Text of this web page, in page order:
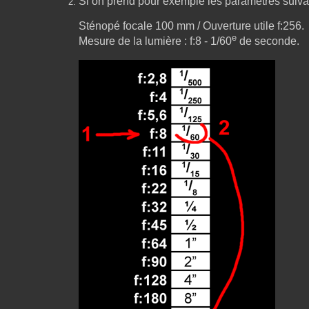
Sténopé focale 100 mm / Ouverture utile f:256.
Mesure de la lumière : f:8 - 1/60e de seconde.